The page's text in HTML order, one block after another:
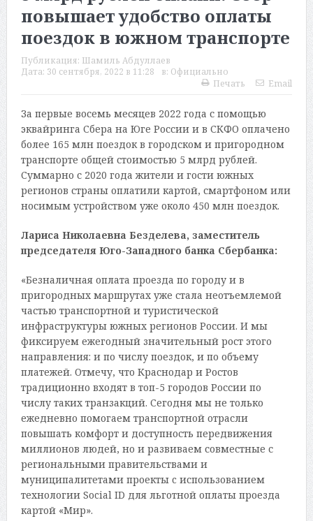
повышает удобство оплаты
поездок в южном транспорте
Публикация: Шамиль Абдуллаев
Дата: 30 сентября, 2022 в 11:28 в: Официально
Печать
Email
За первые восемь месяцев 2022 года с помощью
эквайринга Сбера на Юге России и в СКФО оплачено
более 165 млн поездок в городском и пригородном
транспорте общей стоимостью 5 млрд рублей.
Суммарно с 2020 года жители и гости южных
регионов страны оплатили картой, смартфоном или
носимым устройством уже около 450 млн поездок.
Лариса Николаевна Безделева, заместитель
председателя Юго-Западного банка Сбербанка:
«Безналичная оплата проезда по городу и в
пригородных маршрутах уже стала неотъемлемой
частью транспортной и туристической
инфраструктуры южных регионов России. И мы
фиксируем ежегодный значительный рост этого
направления: и по числу поездок, и по объему
платежей. Отмечу, что Краснодар и Ростов
традиционно входят в топ-5 городов России по
числу таких транзакций. Сегодня мы не только
ежедневно помогаем транспортной отрасли
повышать комфорт и доступность передвижения
миллионов людей, но и развиваем совместные с
региональными правительствами и
муниципалитетами проекты c использованием
технологии Social ID для льготной оплаты проезда
картой «Мир».